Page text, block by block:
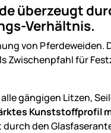
überzeugt
Verhältnis.
von Pferdeweiden.
Zwischenpfahl für
gängigen Litzen,
Kunststoffprofil
den